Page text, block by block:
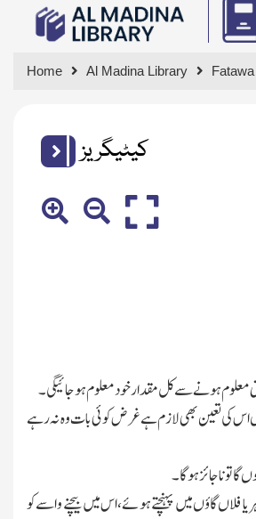
Home Al Madina Library
کیٹیگریز
معلوم ہونے سے کل مقدار خود معلوم ہوجائیگی۔
اس کی تعین بھی لازم ہے غر ض کوئی بات وہ نہ رہے
تو ناجائز ہوگا۔
فلاں گاؤں میں پہنچتے ہوئے،اس میں بیچنے واسے کو